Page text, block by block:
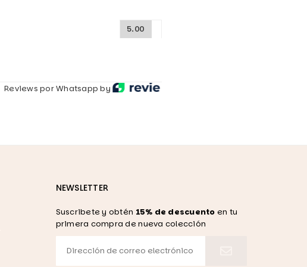
5.00
Reviews por Whatsapp by
NEWSLETTER
Suscribete y obtén 15% de descuento en tu
primera compra de nueva colección